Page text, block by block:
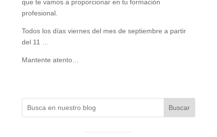
que te vamos a proporcionar en tu formación
profesional.
Todos los días viernes del mes de septiembre a partir
del 11 …
Mantente atento…
Buscar